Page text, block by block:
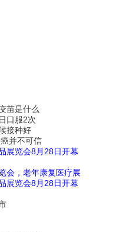
苗是什么
口服2次
接种好
并不可信
展览会8月28日开幕
会，老年康复医疗展
展览会8月28日开幕